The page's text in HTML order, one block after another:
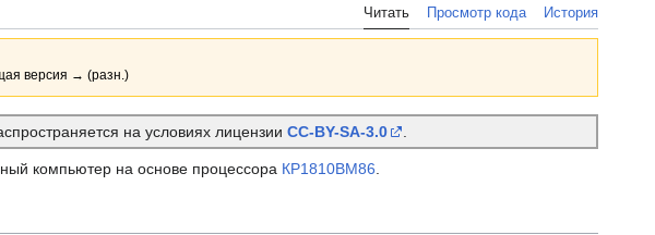
Читать Просмотр кода История
версия → (разн.)
на условиях лицензии CC-BY-SA-3.0
компьютер на основе процессора КР1810ВМ86